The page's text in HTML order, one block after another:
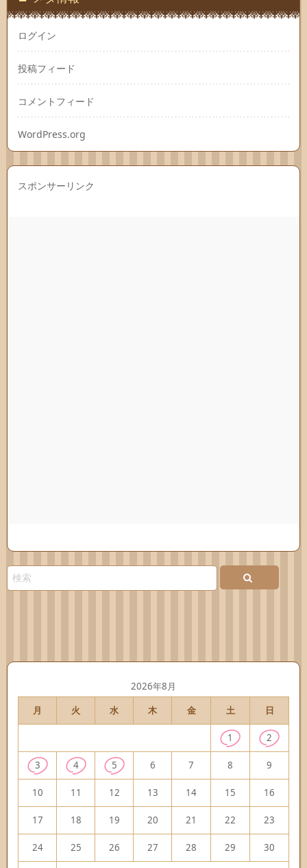
ログイン
投稿フィード
コメントフィード
WordPress.org
スポンサーリンク
2026年8月
月
火 水 木 金 土 日
1 2
3 4 5 6 7 8 9
10 11 12 13 14 15 16
17 18 19 20 21 22 23
24 25 26 27 28 29 30